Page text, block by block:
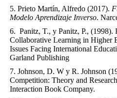
Prieto Martín, Alfredo (2017).
Modelo Aprendizaje Inverso.
Panitz, T., y Panitz, P., (1998).
Collaborative Learning in Higher
Issues Facing International
Garland Publishing
Johnson, D. W y R. Johnson
Competition: Theory and
Interaction Book Company.